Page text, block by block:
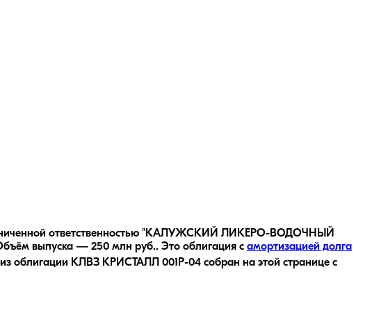
ответственностью "КАЛУЖСКИЙ ЛИКЕРО-ВОДОЧНЫЙ
выпуска — 250 млн руб.. Это облигация с амортизацией долга
облигации КЛВЗ КРИСТАЛЛ 001P-04 собран на этой странице с